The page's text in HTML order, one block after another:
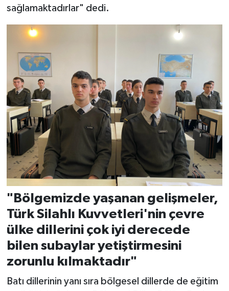
sağlamaktadırlar" dedi.
"Bölgemizde yaşanan gelişmeler,
Türk Silahlı Kuvvetleri'nin çevre
ülke dillerini çok iyi derecede
bilen subaylar yetiştirmesini
zorunlu kılmaktadır"
Batı dillerinin yanı sıra bölgesel dillerde de eğitim